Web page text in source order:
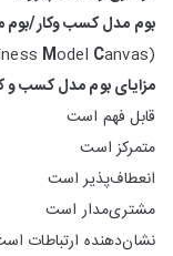
بوم مدل کسب وکار/
Model Canvas)
مزایای بوم مدل کسب و
قابل فهم است
متمرکز است
انعطاف‌پذیر است
مشتری‌مدار است
نشان‌دهنده ارتباطات